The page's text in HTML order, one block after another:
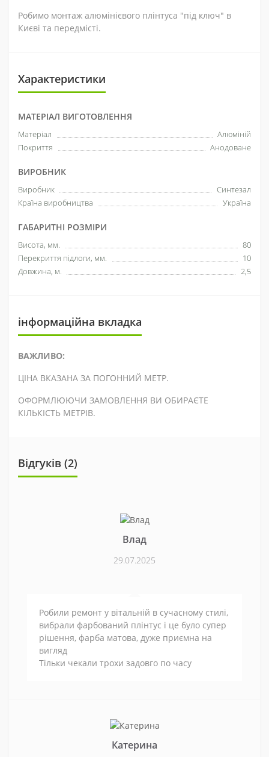
Робимо монтаж алюмінієвого плінтуса "під ключ" в
Києві та передмісті.
Характеристики
МАТЕРІАЛ ВИГОТОВЛЕННЯ
Матеріал
Алюміній
Покриття
Анодоване
ВИРОБНИК
Виробник
Синтезал
Країна виробництва
Україна
ГАБАРИТНІ РОЗМІРИ
Висота, мм.
80
Перекриття підлоги, мм.
10
Довжина, м.
2,5
інформаційна вкладка
ВАЖЛИВО:
ЦІНА ВКАЗАНА ЗА ПОГОННИЙ МЕТР.
ОФОРМЛЮЮЧИ ЗАМОВЛЕННЯ ВИ ОБИРАЄТЕ
КІЛЬКІСТЬ МЕТРІВ.
Відгуків (2)
Влад
29.07.2025
Робили ремонт у вітальній в сучасному стилі,
вибрали фарбований плінтус і це було супер
рішення, фарба матова, дуже приємна на
вигляд
Тільки чекали трохи задовго по часу
Катерина